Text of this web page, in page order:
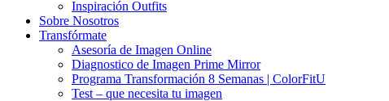
Inspiración Outfits
Sobre Nosotros
Transfórmate
Asesoría de Imagen Online
Diagnostico de Imagen Prime Mirror
Programa Transformación 8 Semanas | ColorFitU
Test – que necesita tu imagen